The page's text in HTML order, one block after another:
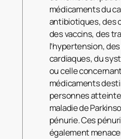
médicaments du
antibiotiques, des
des vaccins, des
l’hypertension,
cardiaques, du
ou celle
médicaments
personnes
maladie de
pénurie. Ces
également